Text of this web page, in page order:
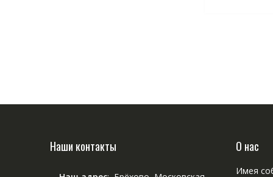
Наши контакты О нас
Имея